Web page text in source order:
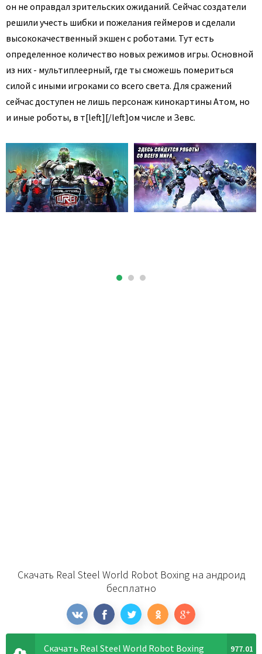
он не оправдал зрительских ожиданий. Сейчас создатели
решили учесть шибки и пожелания геймеров и сделали
высококачественный экшен с роботами. Тут есть
определенное количество новых режимов игры. Основной
из них - мультиплеерный, где ты сможешь помериться
силой с иными игроками со всего света. Для сражений
сейчас доступен не лишь персонаж кинокартины Атом, но
и иные роботы, в т[left][/left]ом числе и Зевс.
Скачать Real Steel World Robot Boxing на андроид
бесплатно
Скачать Real Steel World Robot Boxing 977.01